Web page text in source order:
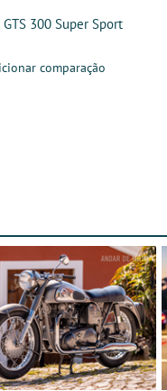
GTS 300 Super Sport
comparação